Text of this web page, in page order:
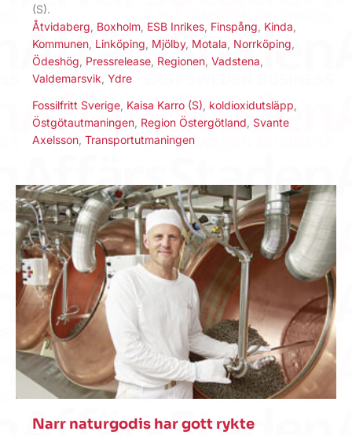
(S).
Åtvidaberg Boxholm ESB Inrikes Finspång Kinda
Kommunen Linköping Mjölby, Motala Norrköping
Ödeshög Pressrelease Regionen Vadstena
Valdemarsvik Ydre
Fossilfritt Sverige Kaisa Karro (S) koldioxidutsläpp
Östgötautmaningen Region Östergötland Svante
Axelsson Transportutmaningen
Narr naturgodis har gott rykte